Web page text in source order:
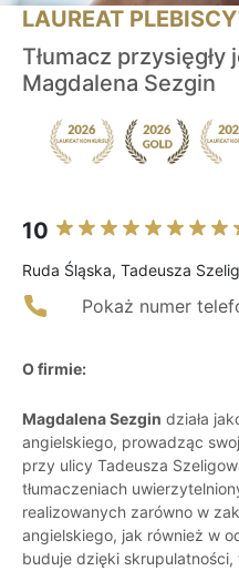
LAUREAT
Tłumacz
Magdalena Sezgin
10
Ruda Śląska, Tadeusza
Pokaż numer
O firmie:
Magdalena Sezgin działa
angielskiego, prowadząc
przy ulicy Tadeusza
tłumaczeniach
realizowanych zarówno w
angielskiego, jak również w
buduje dzięki skrupulatności,